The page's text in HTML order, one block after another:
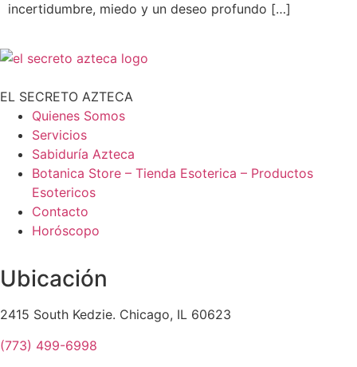
incertidumbre, miedo y un deseo profundo […]
EL SECRETO AZTECA
Quienes Somos
Servicios
Sabiduría Azteca
Botanica Store – Tienda Esoterica – Productos
Esotericos
Contacto
Horóscopo
Ubicación
2415 South Kedzie. Chicago, IL 60623
(773) 499-6998